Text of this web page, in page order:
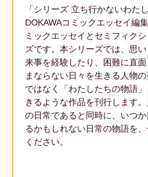
「シリーズ 立ち行かないわた
DOKAWAコミックエッセイ編
ミックエッセイとセミフィク
ズです。本シリーズでは、思
来事を経験したり、困難に直面
まならない日々を生きる人物
ではなく「わたしたちの物語
きるような作品を刊行します
の日常であると同時に、いつ
るかもしれない日常の物語を
ください。